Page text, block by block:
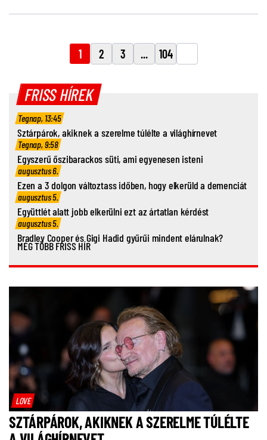
1 2 3 ... 104
FRISS HÍREK
Tegnap, 13:45
Sztárpárok, akiknek a szerelme túlélte a világhírnevet
Tegnap, 9:58
Egyszerű őszibarackos süti, ami egyenesen isteni
augusztus 6.
Ezen a 3 dolgon változtass időben, hogy elkerüld a demenciát
augusztus 5.
Együttlét alatt jobb elkerülni ezt az ártatlan kérdést
augusztus 5.
Bradley Cooper és Gigi Hadid gyűrűi mindent elárulnak?
MÉG TÖBB FRISS HÍR
LOVE
SZTÁRPÁROK, AKIKNEK A SZERELME TÚLÉLTE